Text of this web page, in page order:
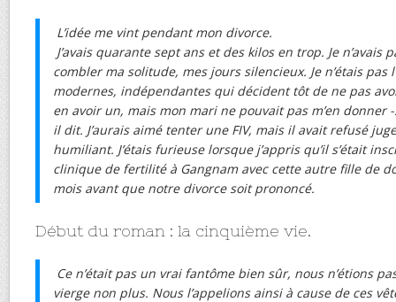
L’idée me vint pendant mon divorce.
J’avais quarante sept ans et des kilos en trop. Je n’avais
combler ma solitude, mes jours silencieux. Je n’étais pas
modernes, indépendantes qui décident tôt de ne pas
en avoir un, mais mon mari ne pouvait pas m’en donner
il dit. J’aurais aimé tenter une FIV, mais il avait refusé
humiliant. J’étais furieuse lorsque j’appris qu’il s’était
clinique de fertilité à Gangnam avec cette autre fille de
mois avant que notre divorce soit prononcé.
Début du roman : la cinquième vie.
Ce n’était pas un vrai fantôme bien sûr, nous n’étions
vierge non plus. Nous l’appelions ainsi à cause de ces